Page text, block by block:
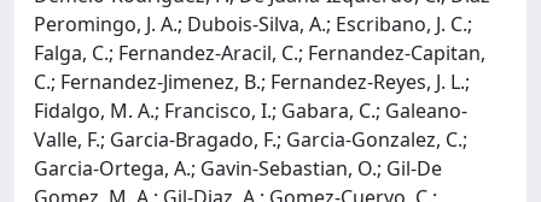
Peromingo, J. A.; Dubois-Silva, A.; Escribano, J. C.;
Falga, C.; Fernandez-Aracil, C.; Fernandez-Capitan,
C.; Fernandez-Jimenez, B.; Fernandez-Reyes, J. L.;
Fidalgo, M. A.; Francisco, I.; Gabara, C.; Galeano-
Valle, F.; Garcia-Bragado, F.; Garcia-Gonzalez, C.;
Garcia-Ortega, A.; Gavin-Sebastian, O.; Gil-De